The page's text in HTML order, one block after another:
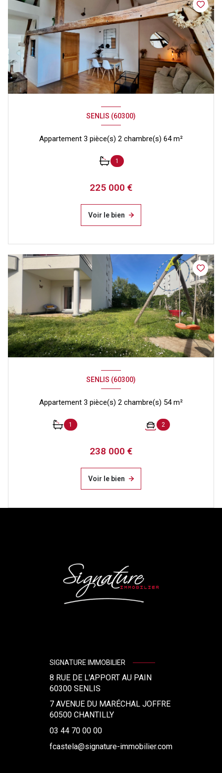
SENLIS (60300)
Appartement 3 pièce(s) 2 chambre(s) 64 m²
1
225 000 €
Voir le bien
SENLIS (60300)
Appartement 3 pièce(s) 2 chambre(s) 54 m²
1 2
238 000 €
Voir le bien
SIGNATURE IMMOBILIER
8 RUE DE L'APPORT AU PAIN
60300 SENLIS
7 AVENUE DU MARÉCHAL JOFFRE
60500 CHANTILLY
03 44 70 00 00
fcastela@signature-immobilier.com